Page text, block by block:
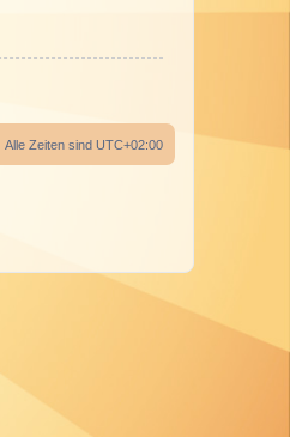
Alle Zeiten sind UTC+02:00